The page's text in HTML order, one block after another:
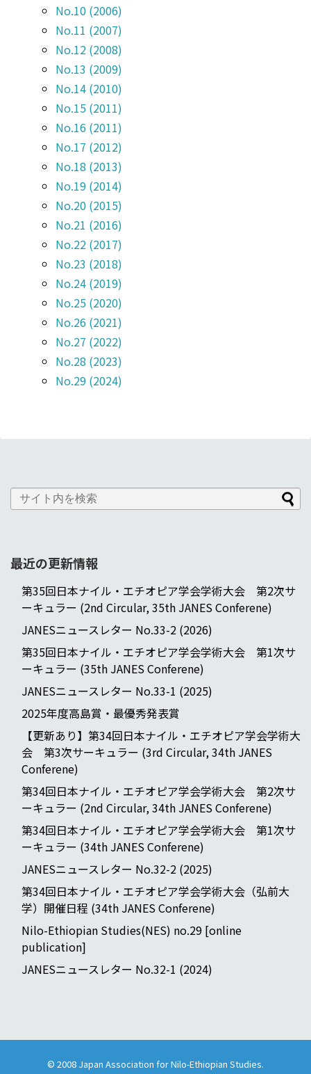
No.10 (2006)
No.11 (2007)
No.12 (2008)
No.13 (2009)
No.14 (2010)
No.15 (2011)
No.16 (2011)
No.17 (2012)
No.18 (2013)
No.19 (2014)
No.20 (2015)
No.21 (2016)
No.22 (2017)
No.23 (2018)
No.24 (2019)
No.25 (2020)
No.26 (2021)
No.27 (2022)
No.28 (2023)
No.29 (2024)
最近の更新情報
第35回日本ナイル・エチオピア学会学術大会 第2次サ
ーキュラー (2nd Circular, 35th JANES Conferene)
JANESニュースレター No.33-2 (2026)
第35回日本ナイル・エチオピア学会学術大会 第1次サ
ーキュラー (35th JANES Conferene)
JANESニュースレター No.33-1 (2025)
2025年度高島賞・最優秀発表賞
【更新あり】第34回日本ナイル・エチオピア学会学術大
会 第3次サーキュラー (3rd Circular, 34th JANES
Conferene)
第34回日本ナイル・エチオピア学会学術大会 第2次サ
ーキュラー (2nd Circular, 34th JANES Conferene)
第34回日本ナイル・エチオピア学会学術大会 第1次サ
ーキュラー (34th JANES Conferene)
JANESニュースレター No.32-2 (2025)
第34回日本ナイル・エチオピア学会学術大会（弘前大
学）開催日程 (34th JANES Conferene)
Nilo-Ethiopian Studies(NES) no.29 [online
publication]
JANESニュースレター No.32-1 (2024)
© 2008 Japan Association for Nilo-Ethiopian Studies.